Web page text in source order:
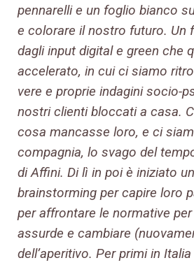
pennarelli e un foglio bianco
e colorare il nostro futuro. Un
dagli input digital e green che
accelerato, in cui ci siamo
vere e proprie indagini socio-
nostri clienti bloccati a casa.
cosa mancasse loro, e ci
compagnia, lo svago del
di Affini. Di lì in poi è iniziato
brainstorming per capire loro
per affrontare le normative
assurde e cambiare
dell’aperitivo. Per primi in